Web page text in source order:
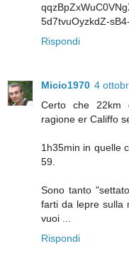
5d7tvuOyzkdZ-
Rispondi
Micio1970 4
Certo che 22km
ragione er Califfo
1h35min in quelle
59.
Sono tanto
farti da lepre sulla
vuoi ...
Rispondi